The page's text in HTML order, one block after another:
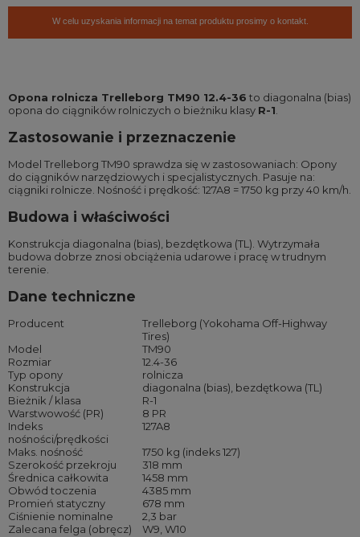
W celu uzyskania informacji na temat produktu prosimy o kontakt.
Opona rolnicza Trelleborg TM90 12.4-36 to diagonalna (bias)
opona do ciągników rolniczych o bieżniku klasy R-1
Zastosowanie i przeznaczenie
Model Trelleborg TM90 sprawdza się w zastosowaniach: Opony
do ciągników narzędziowych i specjalistycznych. Pasuje na:
ciągniki rolnicze. Nośność i prędkość: 127A8 = 1750 kg przy 40 km/h.
Budowa i właściwości
Konstrukcja diagonalna (bias), bezdętkowa (TL). Wytrzymała
budowa dobrze znosi obciążenia udarowe i pracę w trudnym
terenie.
Dane techniczne
Producent
Trelleborg (Yokohama Off-Highway
Tires)
Model
TM90
Rozmiar
12.4-36
Typ opony
rolnicza
Konstrukcja
diagonalna (bias), bezdętkowa (TL)
Bieżnik / klasa
R-1
Warstwowość (PR)
8 PR
Indeks
nośności/prędkości
127A8
Maks. nośność
1750 kg (indeks 127)
Szerokość przekroju
318 mm
Średnica całkowita
1458 mm
Obwód toczenia
4385 mm
Promień statyczny
678 mm
Ciśnienie nominalne
2,3 bar
Zalecana felga (obręcz)
W9, W10